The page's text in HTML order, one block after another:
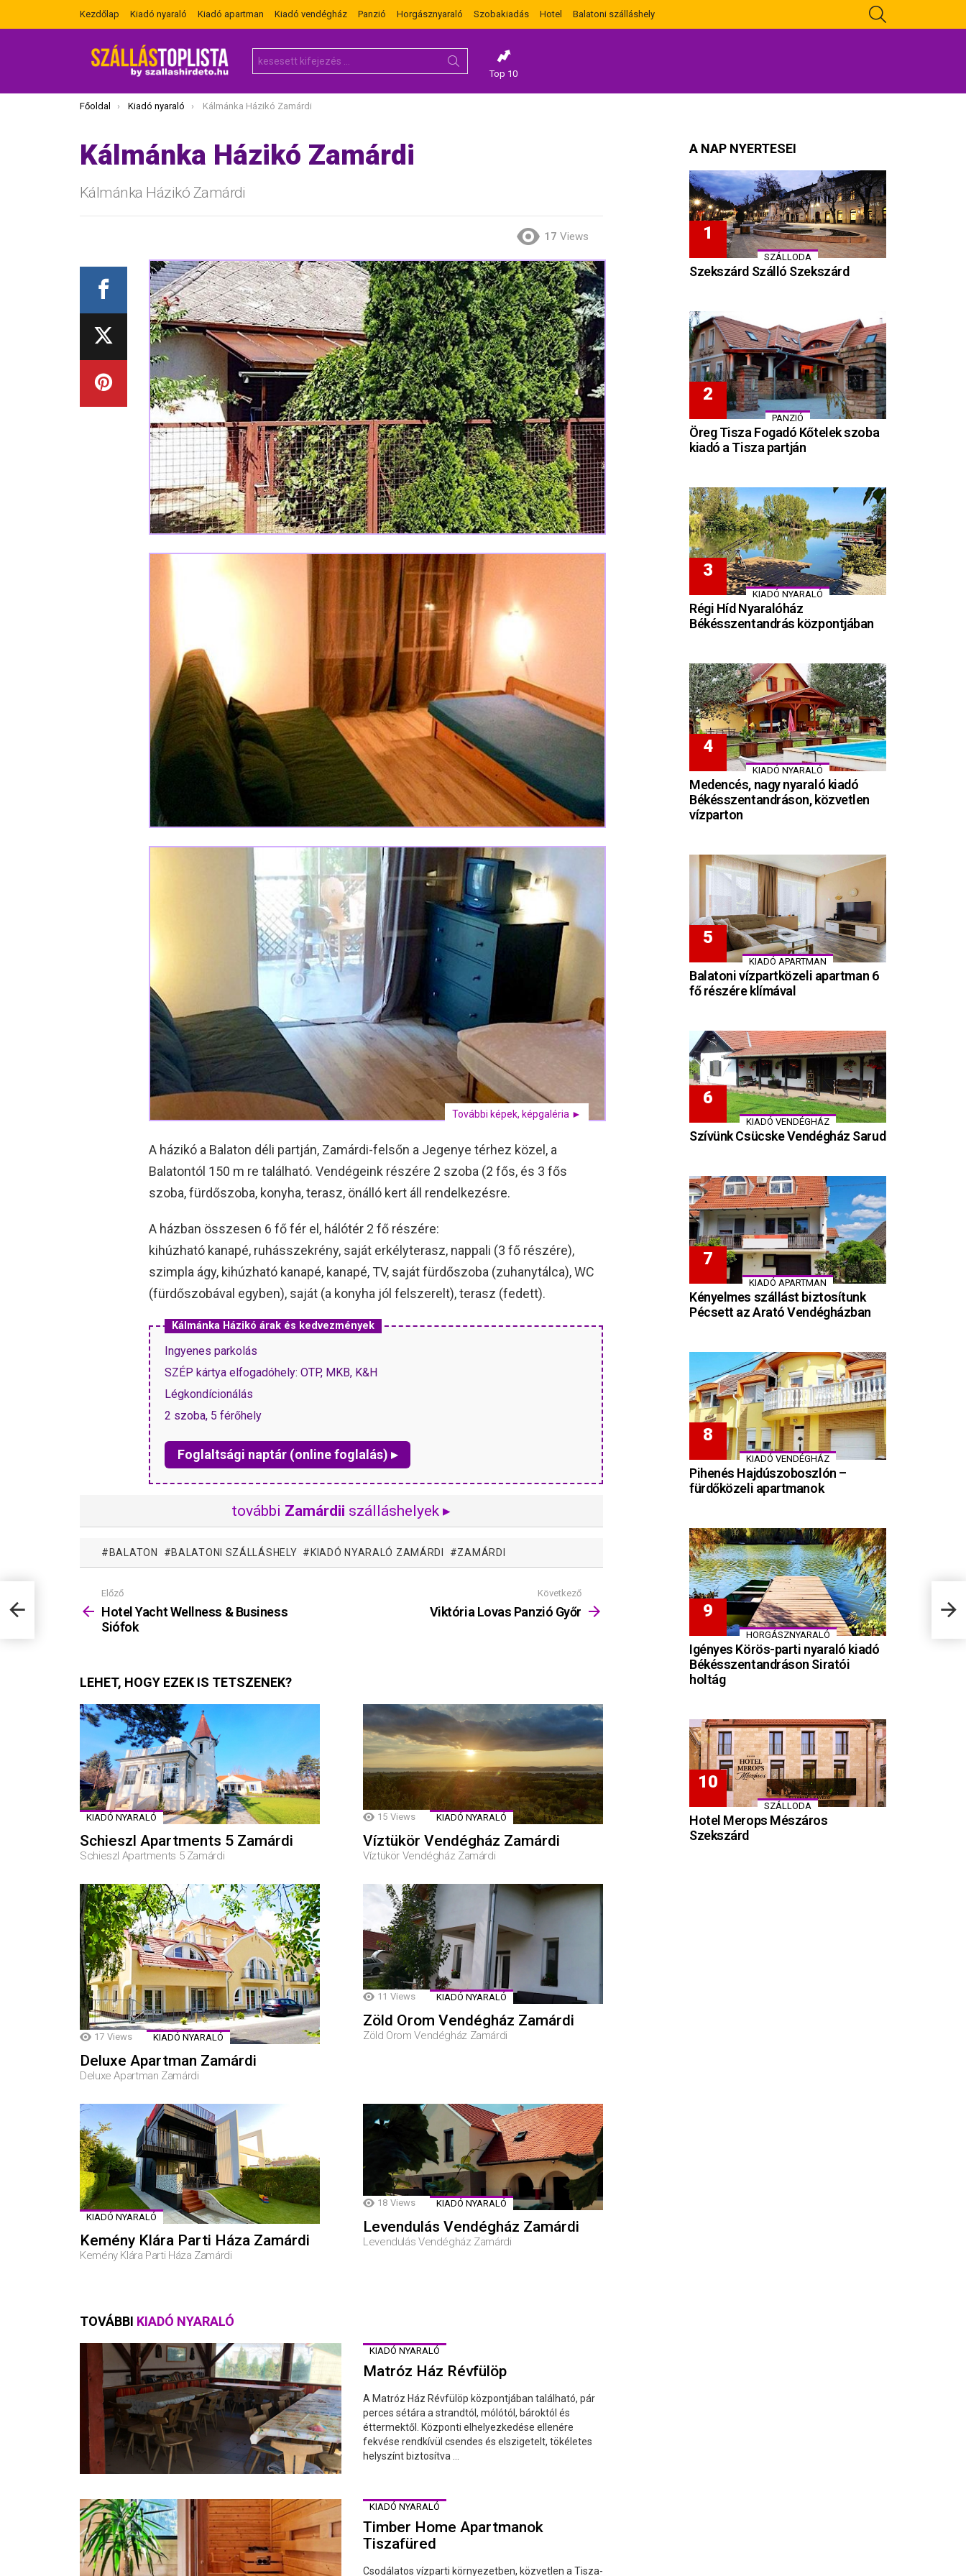
Kezdőlap Kiadó nyaraló Kiadó apartman Kiadó vendégház Panzió Horgásznyaraló Szobakiadás Hotel Balatoni szálláshely
for:
Top 10
Itt vagy most:
Főoldal Kiadó nyaraló Kálmánka Házikó Zamárdi
Kálmánka Házikó Zamárdi
Kálmánka Házikó Zamárdi
17 Views
További képek, képgaléria ►
A házikó a Balaton déli partján, Zamárdi-felsőn a Jegenye térhez közel, a
Balatontól 150 m re található. Vendégeink részére 2 szoba (2 fős, és 3 fős
szoba, fürdőszoba, konyha, terasz, önálló kert áll rendelkezésre.
A házban összesen 6 fő fér el, hálótér 2 fő részére:
kihúzható kanapé, ruhásszekrény, saját erkélyterasz, nappali (3 fő részére),
szimpla ágy, kihúzható kanapé, kanapé, TV, saját fürdőszoba (zuhanytálca), WC
(fürdőszobával egyben), saját (a konyha jól felszerelt), terasz (fedett).
Kálmánka Házikó árak és kedvezmények
Ingyenes parkolás
SZÉP kártya elfogadóhely: OTP, MKB, K&H
Légkondícionálás
2 szoba, 5 férőhely
Foglaltsági naptár (online foglalás) ▸
további Zamárdii szálláshelyek ▸
BALATON BALATONI SZÁLLÁSHELY KIADÓ NYARALÓ ZAMÁRDI ZAMÁRDI
Mutass
többet
Előző
Hotel Yacht Wellness & Business
Siófok
Következő
Viktória Lovas Panzió Győr
LEHET, HOGY EZEK IS TETSZENEK?
KIADÓ NYARALÓ
Schieszl Apartments 5 Zamárdi
Schieszl Apartments 5 Zamárdi
15 Views KIADÓ NYARALÓ
Víztükör Vendégház Zamárdi
Víztükör Vendégház Zamárdi
17 Views KIADÓ NYARALÓ
Deluxe Apartman Zamárdi
Deluxe Apartman Zamárdi
11 Views KIADÓ NYARALÓ
Zöld Orom Vendégház Zamárdi
Zöld Orom Vendégház Zamárdi
KIADÓ NYARALÓ
Kemény Klára Parti Háza Zamárdi
Kemény Klára Parti Háza Zamárdi
18 Views KIADÓ NYARALÓ
Levendulás Vendégház Zamárdi
Levendulás Vendégház Zamárdi
TOVÁBBI KIADÓ NYARALÓ
KIADÓ NYARALÓ
Matróz Ház Révfülöp
A Matróz Ház Révfülöp központjában található, pár
perces sétára a strandtól, mólótól, bároktól és
éttermektől. Központi elhelyezkedése ellenére
fekvése rendkívül csendes és elszigetelt, tökéletes
helyszínt biztosítva ...
KIADÓ NYARALÓ
Timber Home Apartmanok
Tiszafüred
Csodálatos vízparti környezetben, közvetlen a Tisza-
A NAP NYERTESEI
SZÁLLODA
Szekszárd Szálló Szekszárd
PANZIÓ
Öreg Tisza Fogadó Kőtelek szoba
kiadó a Tisza partján
KIADÓ NYARALÓ
Régi Híd Nyaralóház
Békésszentandrás központjában
KIADÓ NYARALÓ
Medencés, nagy nyaraló kiadó
Békésszentandráson, közvetlen
vízparton
KIADÓ APARTMAN
Balatoni vízpartközeli apartman 6
fő részére klímával
KIADÓ VENDÉGHÁZ
Szívünk Csücske Vendégház Sarud
KIADÓ APARTMAN
Kényelmes szállást biztosítunk
Pécsett az Arató Vendégházban
KIADÓ VENDÉGHÁZ
Pihenés Hajdúszoboszlón –
fürdőközeli apartmanok
HORGÁSZNYARALÓ
Igényes Körös-parti nyaraló kiadó
Békésszentandráson Siratói
holtág
SZÁLLODA
Hotel Merops Mészáros
Szekszárd